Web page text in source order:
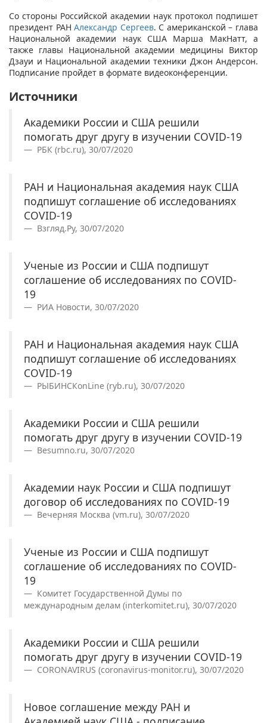
​Со стороны Российской академии наук протокол подпишет
президент РАНАлександр Сергеев. С американской – глава
Национальной академии наук США Марша МакНатт, а
также главы Национальной академии медицины Виктор
Дзауи и Национальной академии техники Джон Андерсон.
Подписание пройдет в формате видеоконференции. ​
Источники
Академики России и США решили
помогать друг другу в изучении COVID-19
РБК (rbc.ru), 30/07/2020
РАН и Национальная академия наук США
подпишут соглашение об исследованиях
COVID-19
Взгляд.Ру, 30/07/2020
Ученые из России и США подпишут
соглашение об исследованиях по COVID-
19
РИА Новости, 30/07/2020
РАН и Национальная академия наук США
подпишут соглашение об исследованиях
COVID-19
РЫБИНСКonLine (ryb.ru), 30/07/2020
Академики России и США решили
помогать друг другу в изучении COVID-19
Besumno.ru, 30/07/2020
Академии наук России и США подпишут
договор об исследованиях по COVID-19
Вечерняя Москва (vm.ru), 30/07/2020
Ученые из России и США подпишут
соглашение об исследованиях по COVID-
19
Комитет Государственной Думы по
международным делам (interkomitet.ru), 30/07/2020
Академики России и США решили
помогать друг другу в изучении COVID-19
CORONAVIRUS (coronavirus-monitor.ru), 30/07/2020
Новое соглашение между РАН и